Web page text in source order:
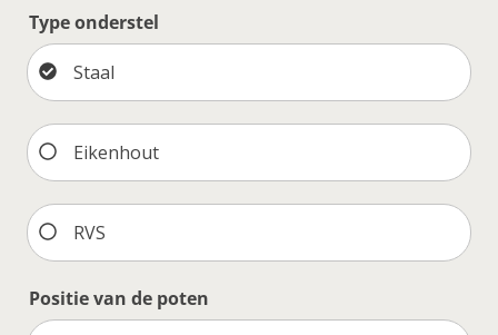
Type onderstel
Staal
Eikenhout
RVS
Positie van de poten